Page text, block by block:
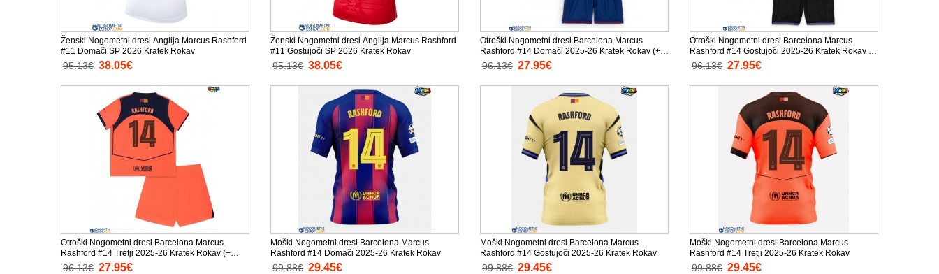
Ženski Nogometni dresi Anglija Marcus Rashford
#11 Domači SP 2026 Kratek Rokav
95.13€ 38.05€
Ženski Nogometni dresi Anglija Marcus Rashford
#11 Gostujoči SP 2026 Kratek Rokav
95.13€ 38.05€
Otroški Nogometni dresi Barcelona Marcus
Rashford #14 Domači 2025-26 Kratek Rokav (+
Kratke hlače)
96.13€ 27.95€
Otroški Nogometni dresi Barcelona Marcus
Rashford #14 Gostujoči 2025-26 Kratek Rokav (+
Kratke hlače)
96.13€ 27.95€
Otroški Nogometni dresi Barcelona Marcus
Rashford #14 Tretji 2025-26 Kratek Rokav (+
Kratke hlače)
96.13€ 27.95€
Moški Nogometni dresi Barcelona Marcus
Rashford #14 Domači 2025-26 Kratek Rokav
99.88€ 29.45€
Moški Nogometni dresi Barcelona Marcus
Rashford #14 Gostujoči 2025-26 Kratek Rokav
99.88€ 29.45€
Moški Nogometni dresi Barcelona Marcus
Rashford #14 Tretji 2025-26 Kratek Rokav
99.88€ 29.45€